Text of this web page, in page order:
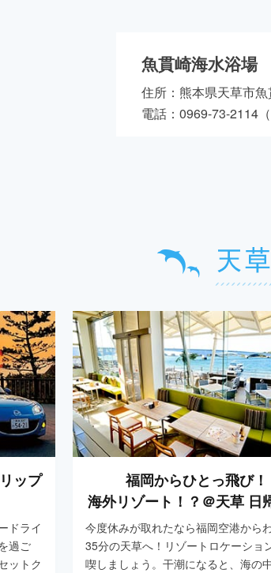
魚貫崎海水浴場
住所：熊本県天草市
電話：0969-73-2114
ップ
ドライ
過ご
ットク
福岡からひとっ飛び！
海外リゾート！？＠天草 日
今度休みが取れたなら福岡空港から
35分の天草へ！リゾートロケーショ
喫しましょう。干潮になると、海の